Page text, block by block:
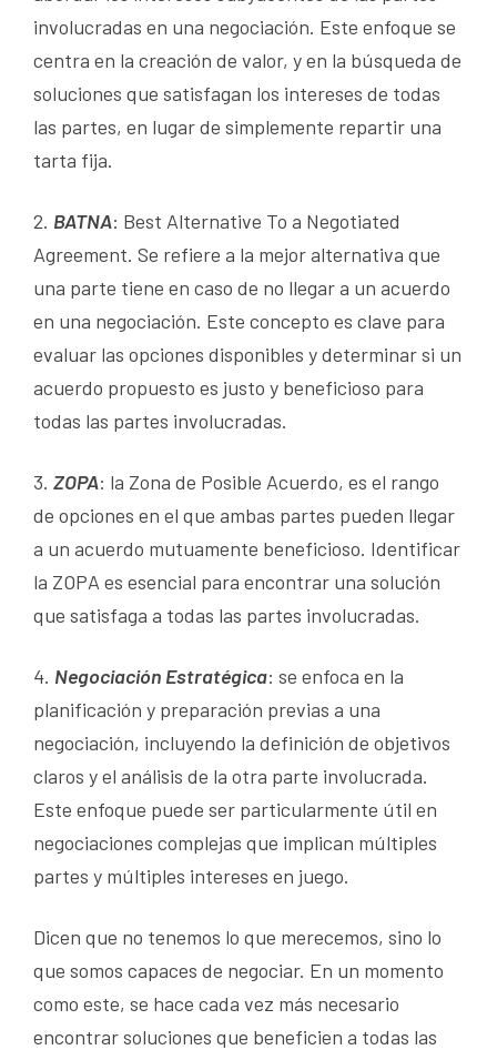
involucradas en una negociación. Este enfoque se
centra en la creación de valor, y en la búsqueda de
soluciones que satisfagan los intereses de todas
las partes, en lugar de simplemente repartir una
tarta fija.
2. BATNA: Best Alternative To a Negotiated
Agreement. Se refiere a la mejor alternativa que
una parte tiene en caso de no llegar a un acuerdo
en una negociación. Este concepto es clave para
evaluar las opciones disponibles y determinar si un
acuerdo propuesto es justo y beneficioso para
todas las partes involucradas.
3. ZOPA: la Zona de Posible Acuerdo, es el rango
de opciones en el que ambas partes pueden llegar
a un acuerdo mutuamente beneficioso. Identificar
la ZOPA es esencial para encontrar una solución
que satisfaga a todas las partes involucradas.
4. Negociación Estratégica: se enfoca en la
planificación y preparación previas a una
negociación, incluyendo la definición de objetivos
claros y el análisis de la otra parte involucrada.
Este enfoque puede ser particularmente útil en
negociaciones complejas que implican múltiples
partes y múltiples intereses en juego.
Dicen que no tenemos lo que merecemos, sino lo
que somos capaces de negociar. En un momento
como este, se hace cada vez más necesario
encontrar soluciones que beneficien a todas las